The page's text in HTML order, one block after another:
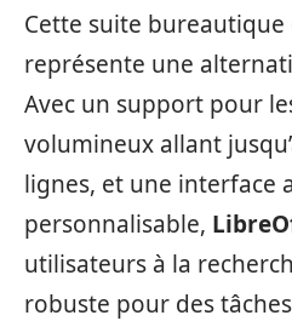
Cette suite bureautique
représente une
Avec un support pour
volumineux allant
lignes, et une interface
personnalisable,
utilisateurs à la
robuste pour des